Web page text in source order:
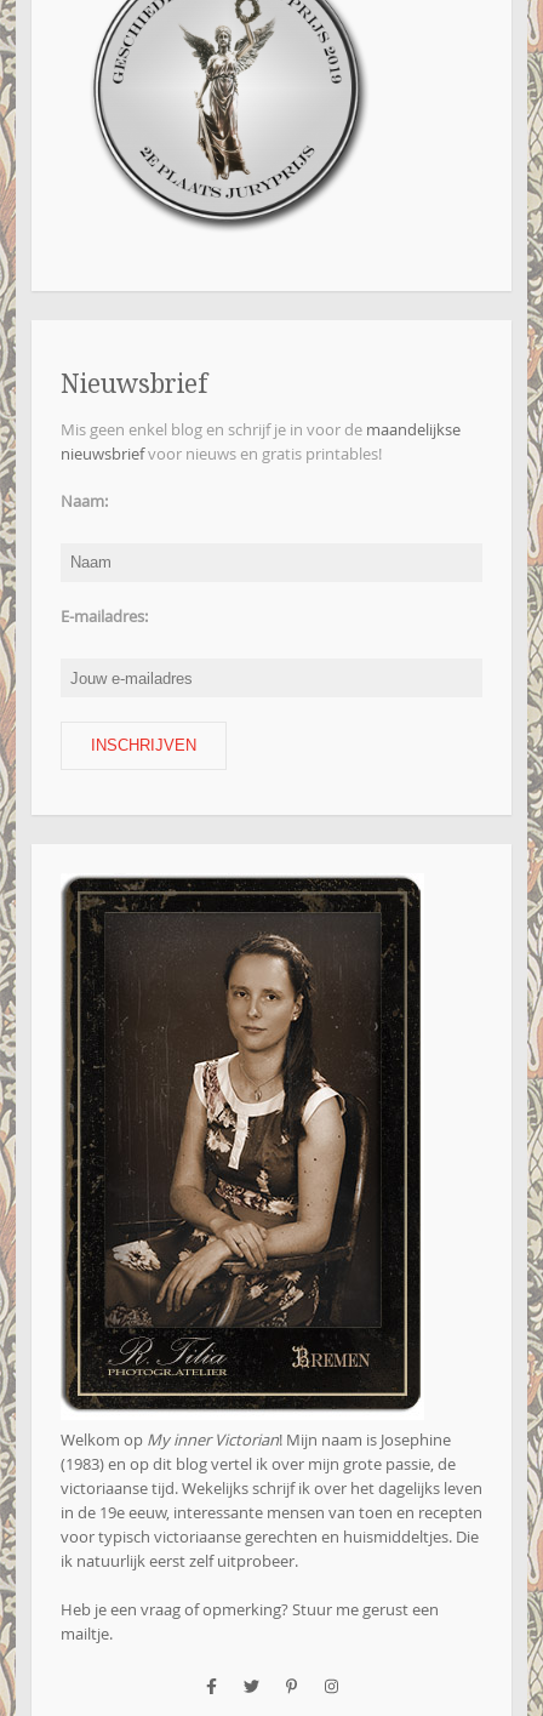
Nieuwsbrief
Mis geen enkel blog en schrijf je in voor de maandelijkse
nieuwsbriefvoor nieuws en gratis printables!
Naam:
E-mailadres:
Welkom op My inner Victorian! Mijn naam is Josephine
(1983) en op dit blog vertel ik over mijn grote passie, de
victoriaanse tijd. Wekelijks schrijf ik over het dagelijks leven
in de 19e eeuw, interessante mensen van toen en recepten
voor typisch victoriaanse gerechten en huismiddeltjes. Die
ik natuurlijk eerst zelf uitprobeer.
Heb je een vraag of opmerking? Stuur me gerust een
mailtje.